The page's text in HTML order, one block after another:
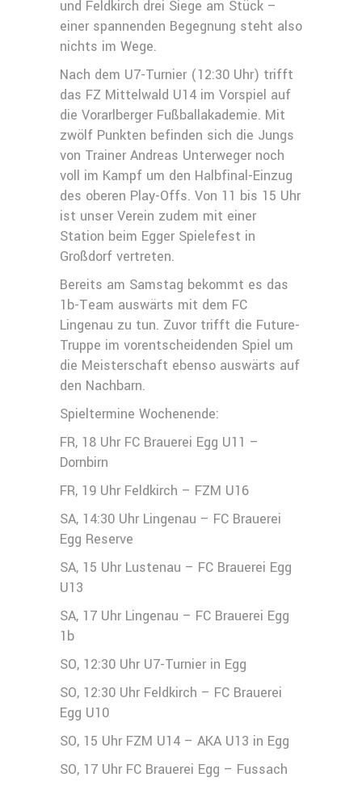
und Feldkirch drei Siege am Stück –
einer spannenden Begegnung steht also
nichts im Wege.
Nach dem U7-Turnier (12:30 Uhr) trifft
das FZ Mittelwald U14 im Vorspiel auf
die Vorarlberger Fußballakademie. Mit
zwölf Punkten befinden sich die Jungs
von Trainer Andreas Unterweger noch
voll im Kampf um den Halbfinal-Einzug
des oberen Play-Offs. Von 11 bis 15 Uhr
ist unser Verein zudem mit einer
Station beim Egger Spielefest in
Großdorf vertreten.
Bereits am Samstag bekommt es das
1b-Team auswärts mit dem FC
Lingenau zu tun. Zuvor trifft die Future-
Truppe im vorentscheidenden Spiel um
die Meisterschaft ebenso auswärts auf
den Nachbarn.
Spieltermine Wochenende:
FR, 18 Uhr FC Brauerei Egg U11 –
Dornbirn
FR, 19 Uhr Feldkirch – FZM U16
SA, 14:30 Uhr Lingenau – FC Brauerei
Egg Reserve
SA, 15 Uhr Lustenau – FC Brauerei Egg
U13
SA, 17 Uhr Lingenau – FC Brauerei Egg
1b
SO, 12:30 Uhr U7-Turnier in Egg
SO, 12:30 Uhr Feldkirch – FC Brauerei
Egg U10
SO, 15 Uhr FZM U14 – AKA U13 in Egg
SO, 17 Uhr FC Brauerei Egg – Fussach